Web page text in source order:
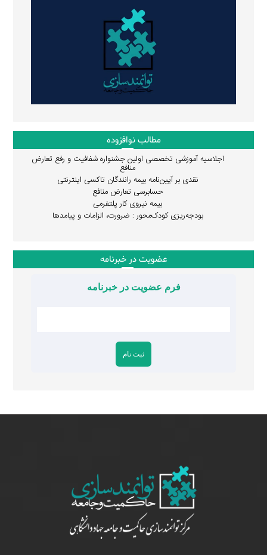
مطالب نوافزوده
اجلاسیه آموزشی تخصصی اولین جشنواره شفافیت و رفع تعارض
منافع
نقدی بر آیین‌نامه بیمه رانندگان تاکسی اینترنتی
حسابرسی تعارض منافع
بیمه نیروی کار پلتفرمی
بودجه‌ریزی کودک‌محور : ضرورت، الزامات و پیامدها
عضویت در خبرنامه
فرم عضویت در خبرنامه